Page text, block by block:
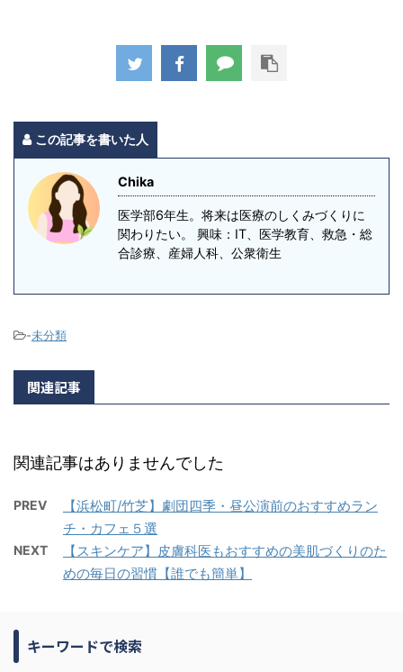
この記事を書いた人
Chika
医学部6年生。将来は医療のしくみづくりに
関わりたい。 興味：IT、医学教育、救急・総
合診療、産婦人科、公衆衛生
-未分類
関連記事
関連記事はありませんでした
PREV
【浜松町/竹芝】劇団四季・昼公演前のおすすめラン
チ・カフェ５選
NEXT
【スキンケア】皮膚科医もおすすめの美肌づくりのた
めの毎日の習慣【誰でも簡単】
キーワードで検索